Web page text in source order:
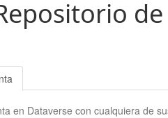
en Dataverse con cualquiera de